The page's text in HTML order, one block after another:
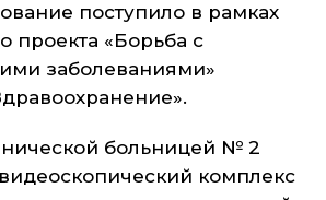
поступило в рамках
проекта «Борьба с
заболеваниями»
больницей № 2
комплекс